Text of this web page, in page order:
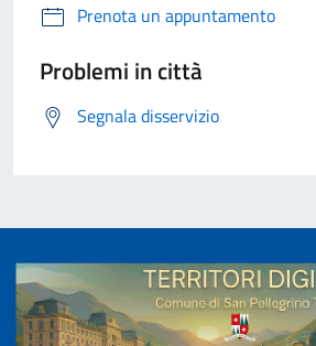
Prenota un appuntamento
Problemi in città
Segnala disservizio